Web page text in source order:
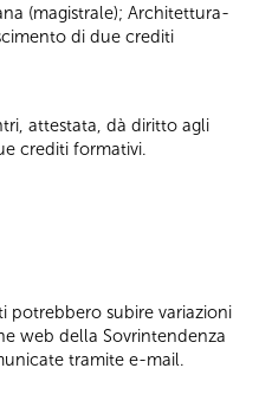
(magistrale); Architettura-
di due crediti
attestata, dà diritto agli
crediti formativi.
potrebbero subire variazioni
web della Sovrintendenza
tramite e-mail.